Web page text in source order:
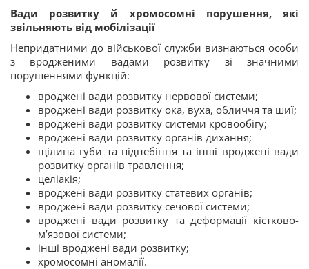
Вади розвитку й хромосомні порушення, які
звільняють від мобілізації
Непридатними до військової служби визнаються особи
з вродженими вадами розвитку зі значними
порушеннями функцій:
вроджені вади розвитку нервової системи;
вроджені вади розвитку ока, вуха, обличчя та шиї;
вроджені вади розвитку системи кровообігу;
вроджені вади розвитку органів дихання;
щілина губи та піднебіння та інші вроджені вади
розвитку органів травлення;
целіакія;
вроджені вади розвитку статевих органів;
вроджені вади розвитку сечової системи;
вроджені вади розвитку та деформації кістково-
м’язової системи;
інші вроджені вади розвитку;
хромосомні аномалії.